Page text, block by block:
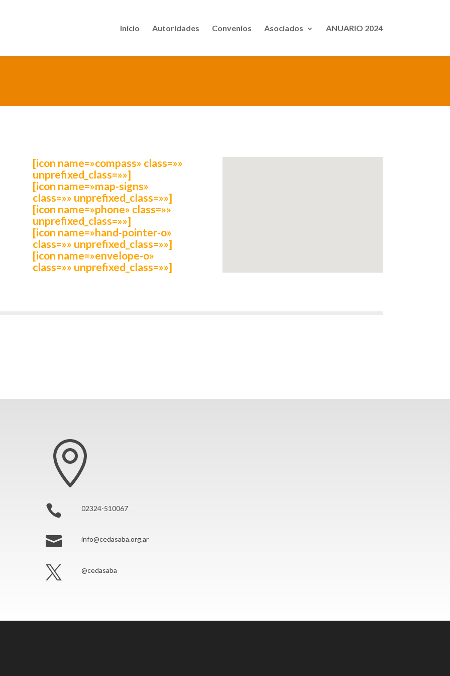
Inicio Autoridades Convenios Asociados ANUARIO 2024
[icon name=»compass» class=»»
unprefixed_class=»»]
[icon name=»map-signs»
class=»» unprefixed_class=»»]
[icon name=»phone» class=»»
unprefixed_class=»»]
[icon name=»hand-pointer-o»
class=»» unprefixed_class=»»]
[icon name=»envelope-o»
class=»» unprefixed_class=»»]

 02324-510067
 info@cedasaba.org.ar
 @cedasaba